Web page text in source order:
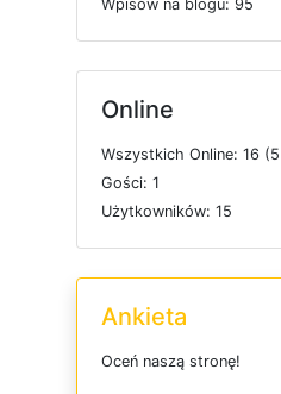
Wpisów na blogu: 95
Online
Wszystkich Online: 16 (5
Gości: 1
Użytkowników: 15
Ankieta
Oceń naszą stronę!